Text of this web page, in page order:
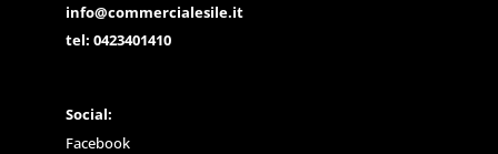
info@commercialesile.it
tel: 0423401410
Social:
Facebook